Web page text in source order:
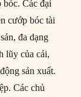
bóc. Các đại
cướp bóc tài
đa dạng
lũy của cải,
sản xuất.
Các chủ